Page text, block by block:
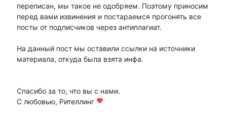
переписан, мы такое не одобряем. Поэтому приносим
перед вами извинения и постараемся прогонять все
посты от подписчиков через антиплагиат.
На данный пост мы оставили ссылки на источники
материала, откуда была взята инфа.
Спасибо за то, что вы с нами.
С любовью, Рителлинг favorite